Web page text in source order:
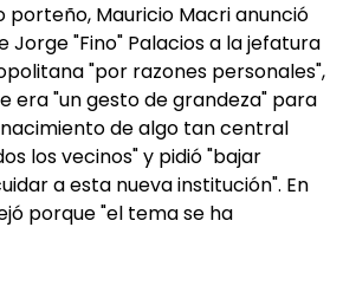
porteño, Mauricio Macri anunció
Jorge "Fino" Palacios a la jefatura
"por razones personales",
era "un gesto de grandeza" para
de algo tan central
los vecinos" y pidió "bajar
a esta nueva institución". En
porque "el tema se ha